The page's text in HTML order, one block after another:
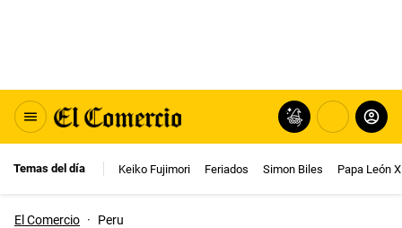
Temas del día Keiko Fujimori Feriados Simon Biles Papa León
El Comercio · Peru